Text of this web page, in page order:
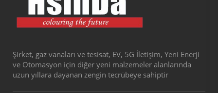
Şirket, gaz vanaları ve tesisat, EV, 5G İletişim, Yeni Enerji
ve Otomasyon için diğer yeni malzemeler alanlarında
uzun yıllara dayanan zengin tecrübeye sahiptir